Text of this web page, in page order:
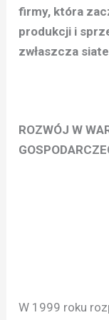
firmy, która
produkcji i
zwłaszcza
ROZWÓJ W
W 1999 roku